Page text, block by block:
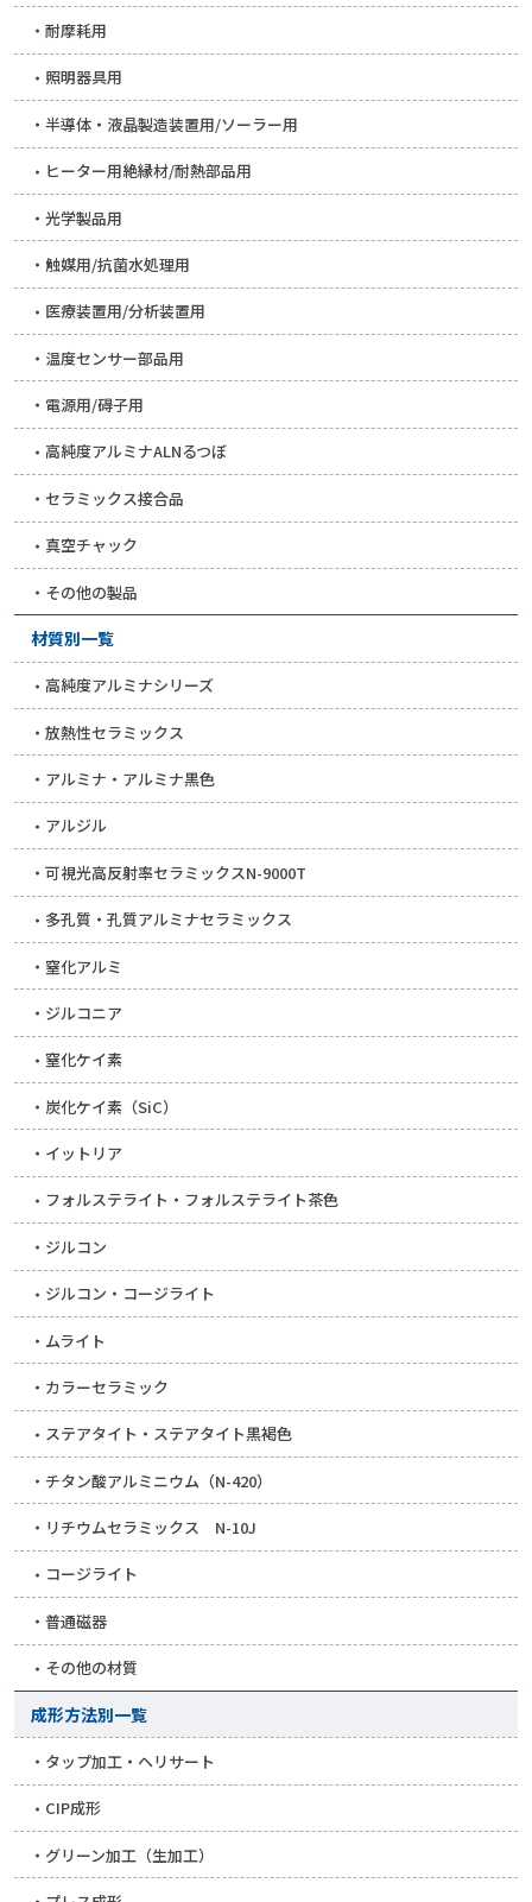
耐摩耗用
照明器具用
半導体・液晶製造装置用/ソーラー用
ヒーター用絶縁材/耐熱部品用
光学製品用
触媒用/抗菌水処理用
医療装置用/分析装置用
温度センサー部品用
電源用/碍子用
高純度アルミナALNるつぼ
セラミックス接合品
真空チャック
その他の製品
材質別一覧
高純度アルミナシリーズ
放熱性セラミックス
アルミナ・アルミナ黒色
アルジル
可視光高反射率セラミックスN-9000T
多孔質・孔質アルミナセラミックス
窒化アルミ
ジルコニア
窒化ケイ素
炭化ケイ素（SiC）
イットリア
フォルステライト・フォルステライト茶色
ジルコン
ジルコン・コージライト
ムライト
カラーセラミック
ステアタイト・ステアタイト黒褐色
チタン酸アルミニウム（N-420）
リチウムセラミックス N-10J
コージライト
普通磁器
その他の材質
成形方法別一覧
タップ加工・ヘリサート
CIP成形
グリーン加工（生加工）